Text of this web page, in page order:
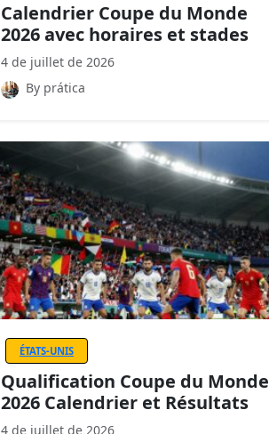
Calendrier Coupe du Monde
2026 avec horaires et stades
4 de juillet de 2026
By prática
ÉTATS-UNIS
Qualification Coupe du Monde
2026 Calendrier et Résultats
4 de juillet de 2026